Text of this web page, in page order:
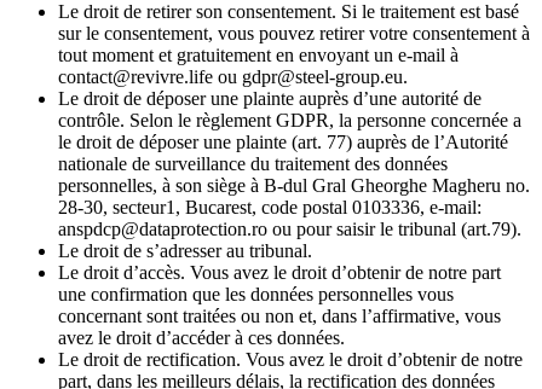
Le droit de retirer son consentement. Si le traitement est basé
sur le consentement, vous pouvez retirer votre consentement à
tout moment et gratuitement en envoyant un e-mail à
contact@revivre.life ou gdpr@steel-group.eu.
Le droit de déposer une plainte auprès d’une autorité de
contrôle. Selon le règlement GDPR, la personne concernée a
le droit de déposer une plainte (art. 77) auprès de l’Autorité
nationale de surveillance du traitement des données
personnelles, à son siège à B-dul Gral Gheorghe Magheru no.
28-30, secteur1, Bucarest, code postal 0103336, e-mail:
anspdcp@dataprotection.ro ou pour saisir le tribunal (art.79).
Le droit de s’adresser au tribunal.
Le droit d’accès. Vous avez le droit d’obtenir de notre part
une confirmation que les données personnelles vous
concernant sont traitées ou non et, dans l’affirmative, vous
avez le droit d’accéder à ces données.
Le droit de rectification. Vous avez le droit d’obtenir de notre
part, dans les meilleurs délais, la rectification des données